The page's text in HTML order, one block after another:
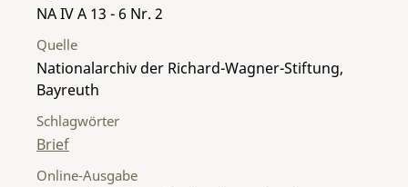
NA IV A 13 - 6 Nr. 2
Quelle
Nationalarchiv der Richard-Wagner-Stiftung,
Bayreuth
Schlagwörter
Brief
Online-Ausgabe